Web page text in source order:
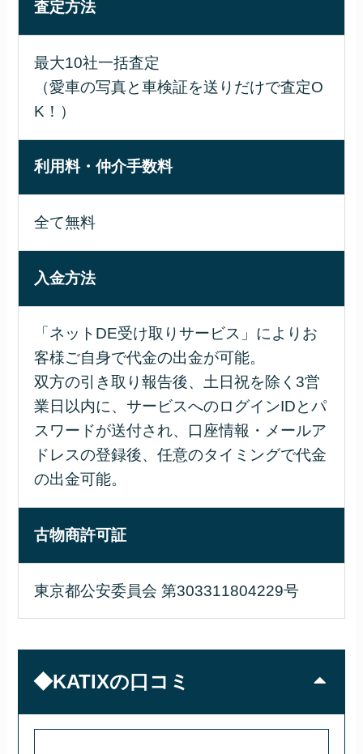
査定方法
最大10社一括査定
（愛車の写真と車検証を送りだけで査定O
K！）
利用料・仲介手数料
全て無料
入金方法
「ネットDE受け取りサービス」によりお
客様ご自身で代金の出金が可能。
双方の引き取り報告後、土日祝を除く3営
業日以内に、サービスへのログインIDとパ
スワードが送付され、口座情報・メールア
ドレスの登録後、任意のタイミングで代金
の出金可能。
古物商許可証
東京都公安委員会 第303311804229号
◆KATIXの口コミ